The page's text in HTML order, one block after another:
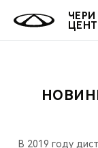
В 2019 году